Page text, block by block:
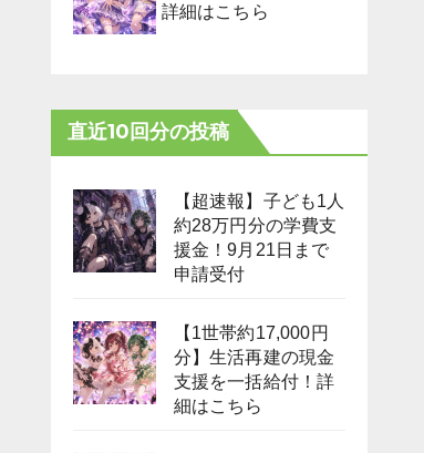
詳細はこちら
直近10回分の投稿
【超速報】子ども1人
約28万円分の学費支
援金！9月21日まで
申請受付
【1世帯約17,000円
分】生活再建の現金
支援を一括給付！詳
細はこちら